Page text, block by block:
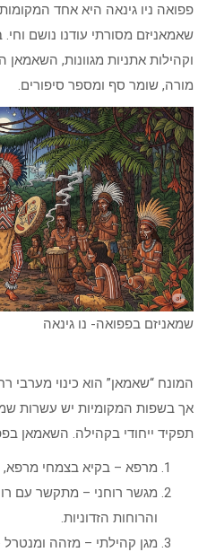
פפואה ניו גינאה היא אחד
וקהילות אתניות מגוונות,
מורה, שומר סף ומספר סיפורים.
שמאניזם בפפואה- נו גינאה
המונח “שאמאן” הוא כינוי מערבי
אך בשפות המקומיות יש עשרות
תפקיד ייחודי בקהילה. השאמאן
מרפא – בקיא בצמחי מרפא,
מגשר רוחני – מתקשר עם
והרוחות הזדוניות.
מגן קהילתי – מזהה